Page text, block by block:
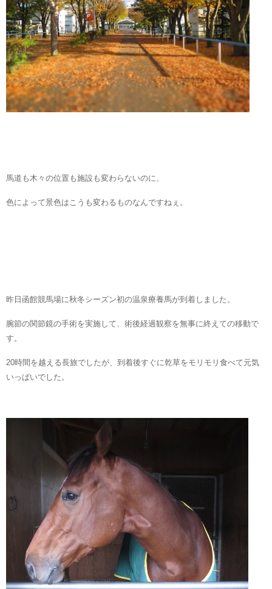
馬道も木々の位置も施設も変わらないのに、
色によって景色はこうも変わるものなんですねぇ。
昨日函館競馬場に秋冬シーズン初の温泉療養馬が到着しました。
腕節の関節鏡の手術を実施して、術後経過観察を無事に終えての移動で
す。
20時間を越える長旅でしたが、到着後すぐに乾草をモリモリ食べて元気
いっぱいでした。